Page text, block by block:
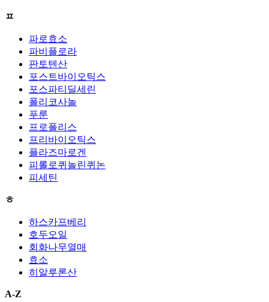
ㅍ
파로효소
파비플로라
판토텐산
포스트바이오틱스
포스파티딜세린
폴리코사놀
푸룬
프로폴리스
프리바이오틱스
플라즈마로겐
피롤로퀴놀린퀴논
피세틴
ㅎ
하스카프베리
호두오일
회화나무열매
효소
히알루론산
A-Z